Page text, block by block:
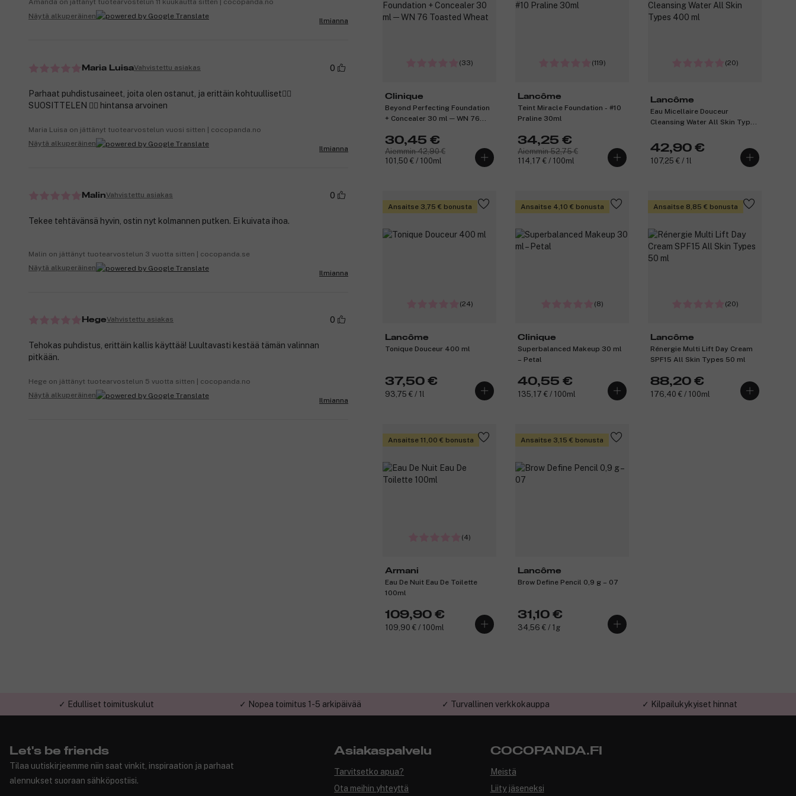
(33)
Clinique
Beyond Perfecting Foundation
+ Concealer 30 ml ─ WN 76
30,45 €
Aiemmin 42,90 €
101,50 € / 100ml
(119)
Lancôme
Teint Miracle Foundation - #10
Praline 30ml
34,25 €
Aiemmin 52,75 €
114,17 € / 100ml
(20)
Lancôme
Eau Micellaire Douceur
Cleansing Water All Skin Types
42,90 €
107,25 € / 1l
Ansaitse 3,75 € bonusta
(24)
Lancôme
Tonique Douceur 400 ml
37,50 €
93,75 € / 1l
Ansaitse 4,10 € bonusta
(8)
Clinique
Superbalanced Makeup 30 ml
– Petal
40,55 €
135,17 € / 100ml
Ansaitse 8,85 € bonusta
(20)
Lancôme
Rénergie Multi Lift Day Cream
SPF15 All Skin Types 50 ml
88,20 €
176,40 € / 100ml
Ansaitse 11,00 € bonusta
(4)
Armani
Eau De Nuit Eau De Toilette
100ml
109,90 €
109,90 € / 100ml
Ansaitse 3,15 € bonusta
Lancôme
Brow Define Pencil 0,9 g – 07
31,10 €
34,56 € / 1g
Amanda on jättänyt tuotearvostelun 11 kuukautta sitten | cocopanda.no
Näytä alkuperäinen
Ilmianna
Maria LuisaVahvistettu asiakas 0
Parhaat puhdistusaineet, joita olen ostanut, ja erittäin kohtuulliset👍🏼
SUOSITTELEN 👌🏼 hintansa arvoinen
Maria Luisa on jättänyt tuotearvostelun vuosi sitten | cocopanda.no
Näytä alkuperäinen
Ilmianna
MalinVahvistettu asiakas 0
Tekee tehtävänsä hyvin, ostin nyt kolmannen putken. Ei kuivata ihoa.
Malin on jättänyt tuotearvostelun 3 vuotta sitten | cocopanda.se
Näytä alkuperäinen
Ilmianna
HegeVahvistettu asiakas 0
Tehokas puhdistus, erittäin kallis käyttää! Luultavasti kestää tämän valinnan
pitkään.
Hege on jättänyt tuotearvostelun 5 vuotta sitten | cocopanda.no
Näytä alkuperäinen
Ilmianna
✓ Edulliset toimituskulut ✓ Nopea toimitus 1-5 arkipäivää ✓ Turvallinen verkkokauppa ✓ Kilpailukykyiset hinnat
Let's be friends
Tilaa uutiskirjeemme niin saat vinkit, inspiraation ja parhaat
alennukset suoraan sähköpostiisi.
Asiakaspalvelu
Tarvitsetko apua?
Ota meihin yhteyttä
COCOPANDA.FI
Meistä
Liity jäseneksi